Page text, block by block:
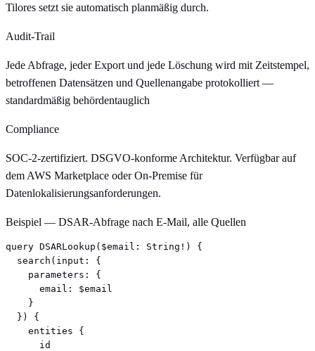
Tilores setzt sie automatisch planmäßig durch.
Audit-Trail
Jede Abfrage, jeder Export und jede Löschung wird mit Zeitstempel,
betroffenen Datensätzen und Quellenangabe protokolliert —
standardmäßig behördentauglich
Compliance
SOC-2-zertifiziert. DSGVO-konforme Architektur. Verfügbar auf
dem AWS Marketplace oder On-Premise für
Datenlokalisierungsanforderungen.
Beispiel — DSAR-Abfrage nach E-Mail, alle Quellen
query DSARLookup($email: String!) {
  search(input: {
    parameters: {
      email: $email
    }
  }) {
    entities {
      id